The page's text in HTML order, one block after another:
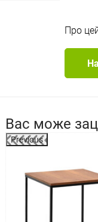
Про
Вас може
Previous